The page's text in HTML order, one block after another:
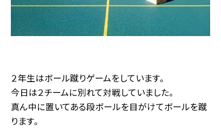
２年生はボール蹴りゲームをしています。
今日は２チームに別れて対戦していました。
真ん中に置いてある段ボールを目がけてボールを蹴
ります。